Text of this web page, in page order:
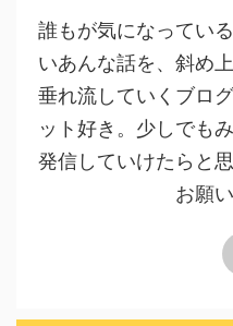
誰もが気になってい
いあんな話を、斜め
垂れ流していくブロ
ット好き。少しでも
発信していけたらと
お願